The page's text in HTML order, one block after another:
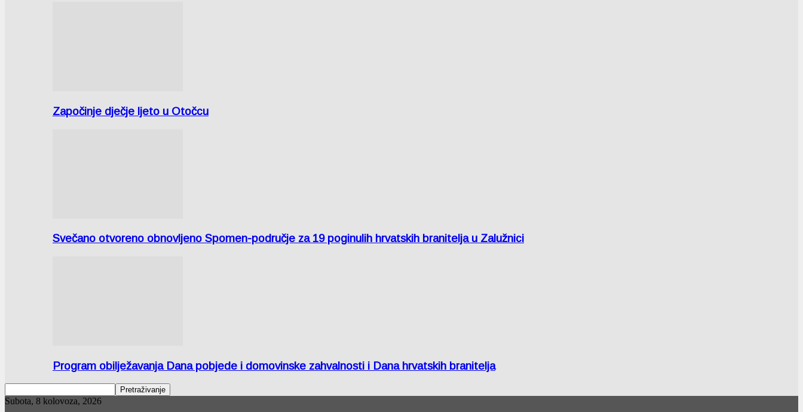
Započinje dječje ljeto u Otočcu
Svečano otvoreno obnovljeno Spomen-područje za 19 poginulih hrvatskih branitelja u Zalužnici
Program obilježavanja Dana pobjede i domovinske zahvalnosti i Dana hrvatskih branitelja
Subota, 8 kolovoza, 2026